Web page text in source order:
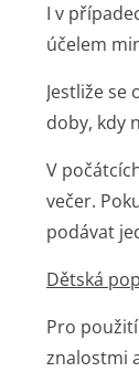
I v
účelem
Jestliže
doby, kdy
V
večer.
podávat
Dětská
Pro
znalostmi